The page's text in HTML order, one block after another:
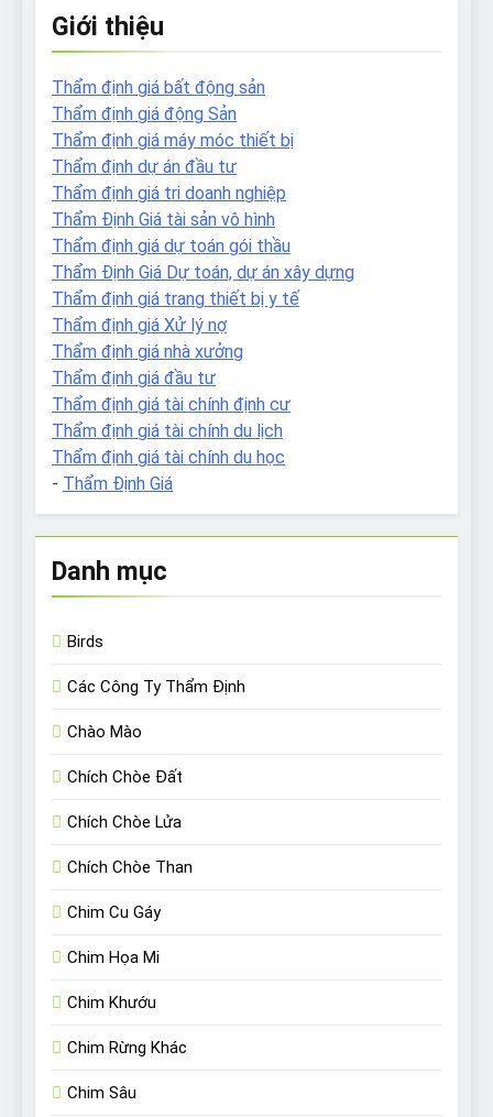
Giới thiệu
Thẩm định giá bất động sản
Thẩm định giá động Sản
Thẩm định giá máy móc thiết bị
Thẩm định dự án đầu tư
Thẩm định giá tri doanh nghiệp
Thẩm Định Giá tài sản vô hình
Thẩm định giá dự toán gói thầu
Thẩm Định Giá Dự toán, dự án xây dựng
Thẩm định giá trang thiết bị y tế
Thẩm định giá Xử lý nợ
Thẩm định giá nhà xưởng
Thẩm định giá đầu tư
Thẩm định giá tài chính định cư
Thẩm định giá tài chính du lịch
Thẩm định giá tài chính du học
- Thẩm Định Giá
Danh mục
Birds
Các Công Ty Thẩm Định
Chào Mào
Chích Chòe Đất
Chích Chòe Lửa
Chích Chòe Than
Chim Cu Gáy
Chim Họa Mi
Chim Khướu
Chim Rừng Khác
Chim Sâu